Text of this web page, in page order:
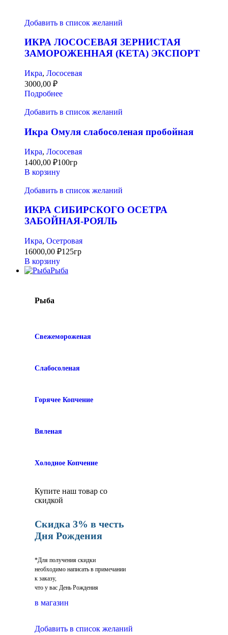
Добавить в список желаний
ИКРА ЛОСОСЕВАЯ ЗЕРНИСТАЯ
ЗАМОРОЖЕННАЯ (КЕТА) ЭКСПОРТ
Икра, Лососевая
3000,00 ₽
Подробнее
Добавить в список желаний
Икра Омуля слабосоленая пробойная
Икра, Лососевая
1400,00 ₽100гр
В корзину
Добавить в список желаний
ИКРА СИБИРСКОГО ОСЕТРА
ЗАБОЙНАЯ-РОЯЛЬ
Икра, Осетровая
16000,00 ₽125гр
В корзину
Рыба
Рыба
Свежемороженая
Слабосоленая
Горячее Копчение
Вяленая
Холодное Копчение
Купите наш товар со
скидкой
Скидка 3% в честь
Дня Рождения
*Для получения скидки
необходимо написать в примечании
к заказу,
что у вас День Рождения
в магазин
Добавить в список желаний